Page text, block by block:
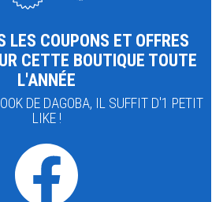
LES COUPONS ET OFFRES
CETTE BOUTIQUE TOUTE
L'ANNÉE
DE DAGOBA, IL SUFFIT D'1 PETIT
LIKE !